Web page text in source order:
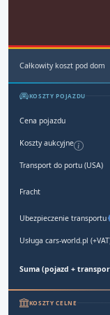
Całkowity koszt pod dom
KOSZTY POJAZDU
Cena pojazdu
Koszty aukcyjne
Transport do portu (USA)
Fracht
Ubezpieczenie transportu
Usługa cars-world.pl
Suma (pojazd +
KOSZTY CELNE